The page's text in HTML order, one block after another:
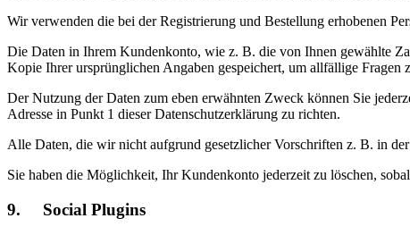
Wir verwenden die bei der Registrierung und Bestellung erhobenen
Die Daten in Ihrem Kundenkonto, wie z. B. die von Ihnen gewählte
Kopie Ihrer ursprünglichen Angaben gespeichert, um allfällige Fragen
Der Nutzung der Daten zum eben erwähnten Zweck können Sie
Adresse in Punkt 1 dieser Datenschutzerklärung zu richten.
Alle Daten, die wir nicht aufgrund gesetzlicher Vorschriften z. B. in
Sie haben die Möglichkeit, Ihr Kundenkonto jederzeit zu löschen,
9. Social Plugins